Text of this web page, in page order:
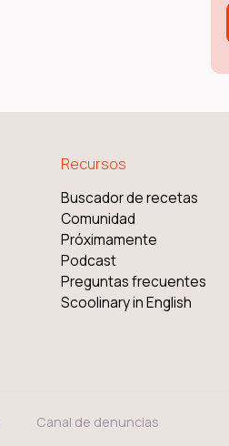
Recursos
Buscador de recetas
Comunidad
Próximamente
Podcast
Preguntas frecuentes
Scoolinary in English
Canal de denuncias